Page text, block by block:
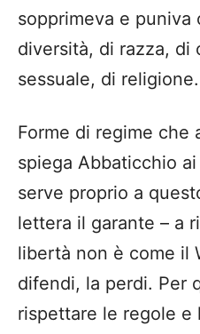
sopprimeva e puniva
diversità, di razza, di
sessuale, di religione.
Forme di regime che
spiega Abbaticchio
serve proprio a
lettera il garante – a
libertà non è come il
difendi, la perdi. Per
rispettare le regole